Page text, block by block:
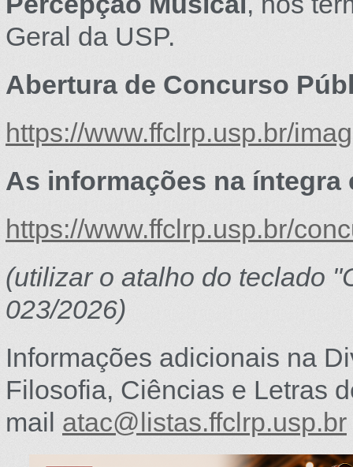
Geral da USP.
Abertura de Concurso
https://www.ffclrp.usp.br/
As informações na
https://www.ffclrp.usp.br/
(utilizar o atalho do teclado
023/2026)
Informações adicionais na
Filosofia, Ciências e Letras
mail atac@listas.ffclrp.usp.br